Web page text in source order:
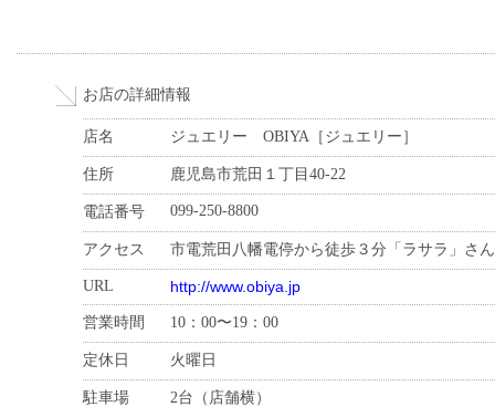
お店の詳細情報
店名 ジュエリー OBIYA［ジュエリー］
住所 鹿児島市荒田１丁目40-22
電話番号 099-250-8800
アクセス 市電荒田八幡電停から徒歩３分「ラサラ」さ
URL http://www.obiya.jp
営業時間 10：00〜19：00
定休日 火曜日
駐車場 2台（店舗横）